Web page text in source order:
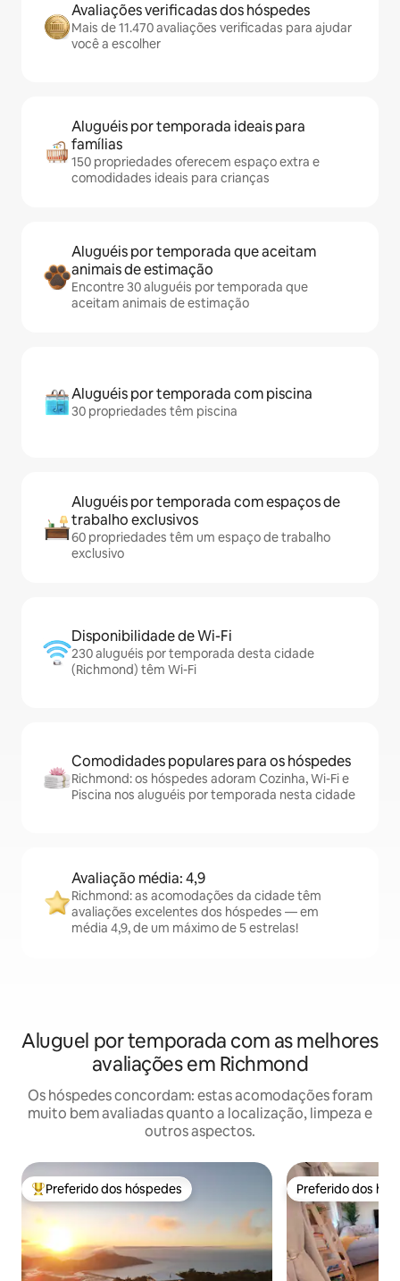
Avaliações verificadas dos hóspedes
Mais de 11.470 avaliações verificadas para ajudar
você a escolher
Aluguéis por temporada ideais para
famílias
150 propriedades oferecem espaço extra e
comodidades ideais para crianças
Aluguéis por temporada que aceitam
animais de estimação
Encontre 30 aluguéis por temporada que
aceitam animais de estimação
Aluguéis por temporada com piscina
30 propriedades têm piscina
Aluguéis por temporada com espaços de
trabalho exclusivos
60 propriedades têm um espaço de trabalho
exclusivo
Disponibilidade de Wi-Fi
230 aluguéis por temporada desta cidade
(Richmond) têm Wi-Fi
Comodidades populares para os hóspedes
Richmond: os hóspedes adoram Cozinha, Wi-Fi e
Piscina nos aluguéis por temporada nesta cidade
Avaliação média: 4,9
Richmond: as acomodações da cidade têm
avaliações excelentes dos hóspedes — em
média 4,9, de um máximo de 5 estrelas!
Aluguel por temporada com as melhores
avaliações em Richmond
Os hóspedes concordam: estas acomodações foram
muito bem avaliadas quanto a localização, limpeza e
outros aspectos.
Entre os melhores preferidos dos hóspedes
Preferido dos hóspedes Preferido dos
Preferido dos